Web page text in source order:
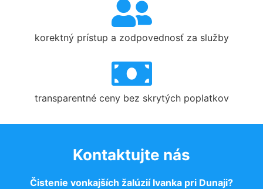
korektný prístup a zodpovednosť za služby
transparentné ceny bez skrytých poplatkov
Kontaktujte nás
Čistenie vonkajších žalúzií Ivanka pri Dunaji?